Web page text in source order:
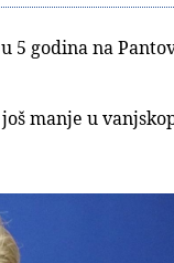
5 godina na
manje u